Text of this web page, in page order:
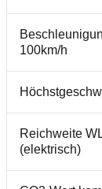
100km/h
Reichweite
(elektrisch)